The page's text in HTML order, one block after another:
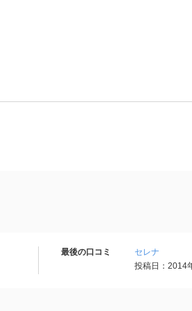
最後の口コミ
セレナ
投稿日：2014